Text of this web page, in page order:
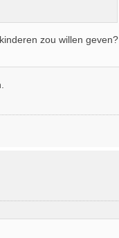
zou willen geven?